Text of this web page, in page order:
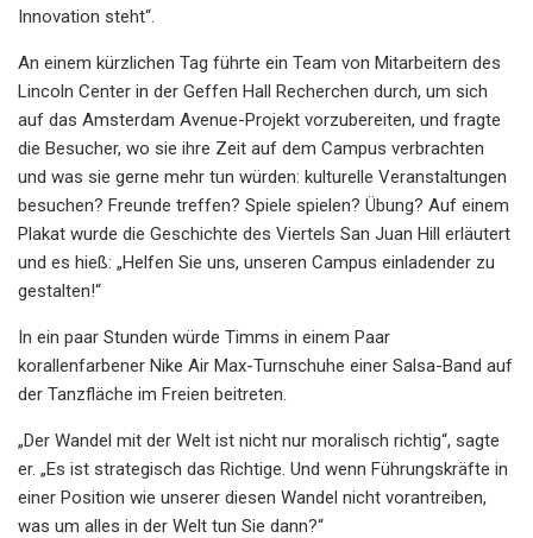
Innovation steht“.
An einem kürzlichen Tag führte ein Team von Mitarbeitern des
Lincoln Center in der Geffen Hall Recherchen durch, um sich
auf das Amsterdam Avenue-Projekt vorzubereiten, und fragte
die Besucher, wo sie ihre Zeit auf dem Campus verbrachten
und was sie gerne mehr tun würden: kulturelle Veranstaltungen
besuchen? Freunde treffen? Spiele spielen? Übung? Auf einem
Plakat wurde die Geschichte des Viertels San Juan Hill erläutert
und es hieß: „Helfen Sie uns, unseren Campus einladender zu
gestalten!“
In ein paar Stunden würde Timms in einem Paar
korallenfarbener Nike Air Max-Turnschuhe einer Salsa-Band auf
der Tanzfläche im Freien beitreten.
„Der Wandel mit der Welt ist nicht nur moralisch richtig“, sagte
er. „Es ist strategisch das Richtige. Und wenn Führungskräfte in
einer Position wie unserer diesen Wandel nicht vorantreiben,
was um alles in der Welt tun Sie dann?“